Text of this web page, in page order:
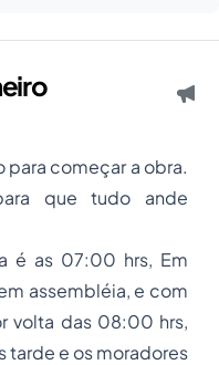
para começar a obra.
que tudo ande
é as 07:00 hrs, Em
assembléia, e com
volta das 08:00 hrs,
tarde e os moradores